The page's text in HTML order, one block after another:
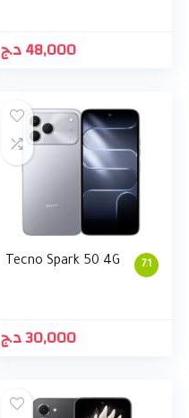
48,000د.ج
7.1
Tecno Spark 50 4G
30,000د.ج